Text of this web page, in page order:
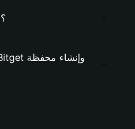
ما هي أفضل محفظة blum؟